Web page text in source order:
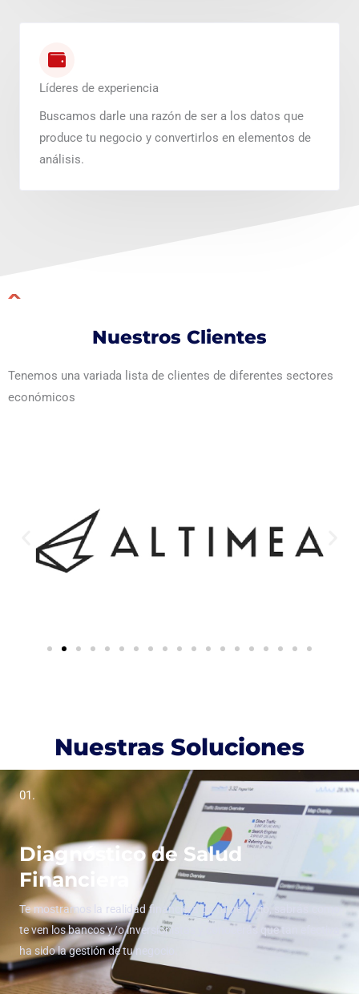
Líderes de experiencia
Buscamos darle una razón de ser a los datos que
produce tu negocio y convertirlos en elementos de
análisis.
Nuestros Clientes
Tenemos una variada lista de clientes de diferentes sectores
económicos
Nuestras Soluciones
01.
Diagnóstico de Salud
Financiera
Te mostramos la realidad financiera de tu negocio, sabrás como
te ven los bancos y/o inversionistas y conocerás que tan efectiva
ha sido la gestión de tu negocio.